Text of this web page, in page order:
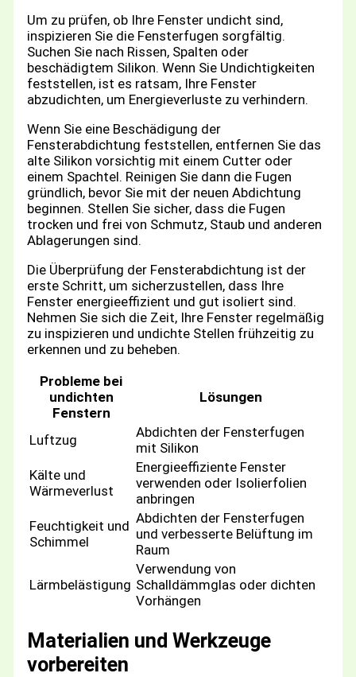
Um zu prüfen, ob Ihre Fenster undicht sind,
inspizieren Sie die Fensterfugen sorgfältig.
Suchen Sie nach Rissen, Spalten oder
beschädigtem Silikon. Wenn Sie Undichtigkeiten
feststellen, ist es ratsam, Ihre Fenster
abzudichten, um Energieverluste zu verhindern.
Wenn Sie eine Beschädigung der
Fensterabdichtung feststellen, entfernen Sie das
alte Silikon vorsichtig mit einem Cutter oder
einem Spachtel. Reinigen Sie dann die Fugen
gründlich, bevor Sie mit der neuen Abdichtung
beginnen. Stellen Sie sicher, dass die Fugen
trocken und frei von Schmutz, Staub und anderen
Ablagerungen sind.
Die Überprüfung der Fensterabdichtung ist der
erste Schritt, um sicherzustellen, dass Ihre
Fenster energieeffizient und gut isoliert sind.
Nehmen Sie sich die Zeit, Ihre Fenster regelmäßig
zu inspizieren und undichte Stellen frühzeitig zu
erkennen und zu beheben.
Probleme bei
undichten
Fenstern
Lösungen
Luftzug
Abdichten der Fensterfugen
mit Silikon
Kälte und
Wärmeverlust
Energieeffiziente Fenster
verwenden oder Isolierfolien
anbringen
Feuchtigkeit und
Schimmel
Abdichten der Fensterfugen
und verbesserte Belüftung im
Raum
Lärmbelästigung
Verwendung von
Schalldämmglas oder dichten
Vorhängen
Materialien und Werkzeuge
vorbereiten